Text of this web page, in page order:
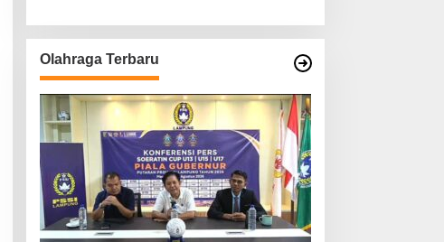
Olahraga Terbaru